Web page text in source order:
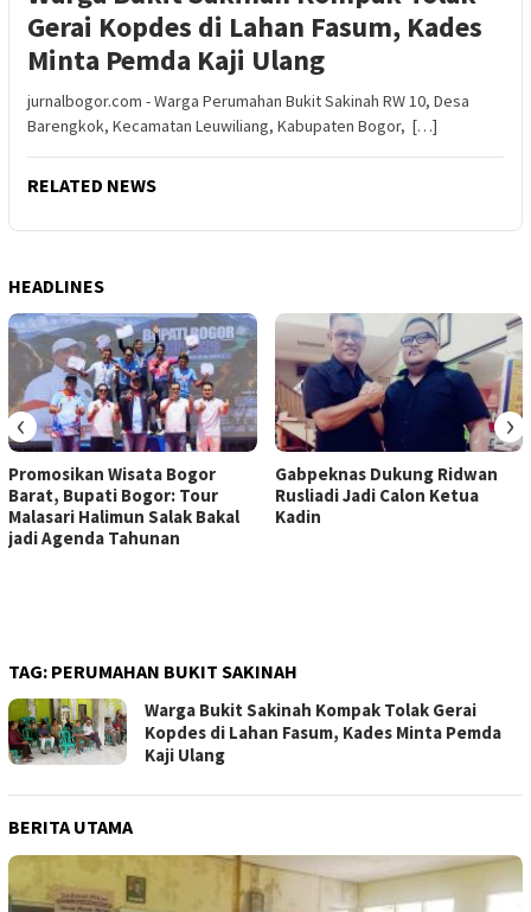
Gerai Kopdes di Lahan Fasum, Kades
Minta Pemda Kaji Ulang
jurnalbogor.com - Warga Perumahan Bukit Sakinah RW 10, Desa
Barengkok, Kecamatan Leuwiliang, Kabupaten Bogor, […]
RELATED NEWS
HEADLINES
Promosikan Wisata Bogor
Barat, Bupati Bogor: Tour
Malasari Halimun Salak Bakal
jadi Agenda Tahunan
Gabpeknas Dukung Ridwan
Rusliadi Jadi Calon Ketua
Kadin
‹ ›
TAG: PERUMAHAN BUKIT SAKINAH
Warga Bukit Sakinah Kompak Tolak Gerai
Kopdes di Lahan Fasum, Kades Minta Pemda
Kaji Ulang
BERITA UTAMA